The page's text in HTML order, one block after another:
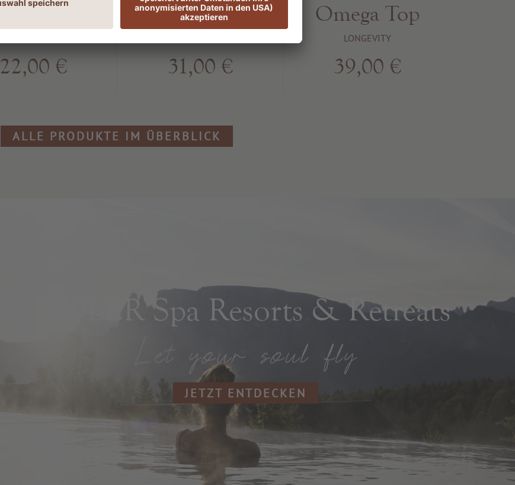
Aloe
22,00 €
Lact
31,00 €
Omega Top
LONGEVITY
39,00 €
ALLE PRODUKTE IM ÜBERBLICK
ADLER Spa Resorts & Retreats
JETZT ENTDECKEN